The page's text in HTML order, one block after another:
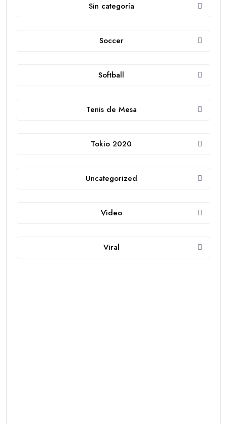
Sin categoría
Soccer
Softball
Tenis de Mesa
Tokio 2020
Uncategorized
Video
Viral